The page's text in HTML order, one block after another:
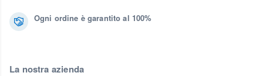
Ogni ordine è garantito al 100%
La nostra azienda